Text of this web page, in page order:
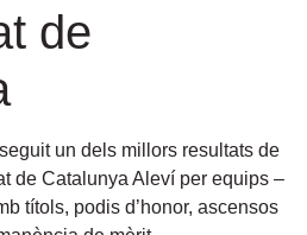
de
un dels millors resultats de
de Catalunya Aleví per equips –
títols, podis d’honor, ascensos